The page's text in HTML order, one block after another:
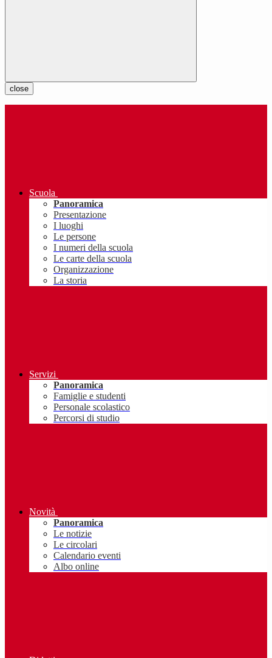
close
Scuola
Panoramica
Presentazione
I luoghi
Le persone
I numeri della scuola
Le carte della scuola
Organizzazione
La storia
Servizi
Panoramica
Famiglie e studenti
Personale scolastico
Percorsi di studio
Novità
Panoramica
Le notizie
Le circolari
Calendario eventi
Albo online